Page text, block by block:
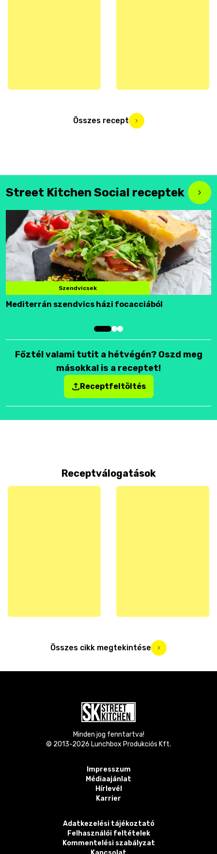
Összes recept
Street Kitchen Social receptek
Szendvicsek
Mediterrán szendvics házi focacciából
Főztél valami tutit a hétvégén? Oszd meg
másokkal is a receptet!
Receptfeltöltés
Receptválogatások
Összes cikk megtekintése
Minden jog fenntartva!
© 2013-2026 Lunchbox Produkciós Kft.
Impresszum
Médiaajánlat
Hírlevél
Karrier
Adatkezelési tájékoztató
Felhasználói feltételek
Kommentelési szabályzat